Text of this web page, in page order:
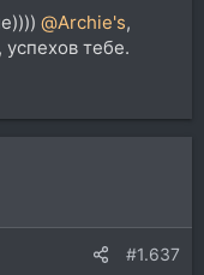
@Archie's,
тебе.
#1.637